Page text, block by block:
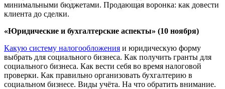
минимальными бюджетами. Продающая воронка: как довести
клиента до сделки.
«Юридические и бухгалтерские аспекты» (10 ноября)
Какую систему налогообложения и юридическую форму
выбрать для социального бизнеса. Как получить гранты для
социального бизнеса. Как вести себя во время налоговой
проверки. Как правильно организовать бухгалтерию в
социальном бизнесе. Виды учёта. На что обратить внимание.